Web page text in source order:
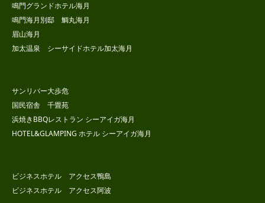
鳴門グランドホテル海月
鳴門海月別邸 鯛丸海月
眉山海月
加太温泉 シーサイドホテル加太海月
サンリバー大歩危
国民宿舎 千畳苑
浜焼きBBQレストラン シーアイガ海月
HOTEL&GLAMPING ホテル シーアイガ海月
ビジネスホテル アクセス鴨島
ビジネスホテル アクセス阿波